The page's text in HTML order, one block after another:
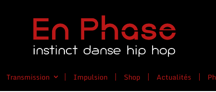
Transmission Impulsion Shop Actualités